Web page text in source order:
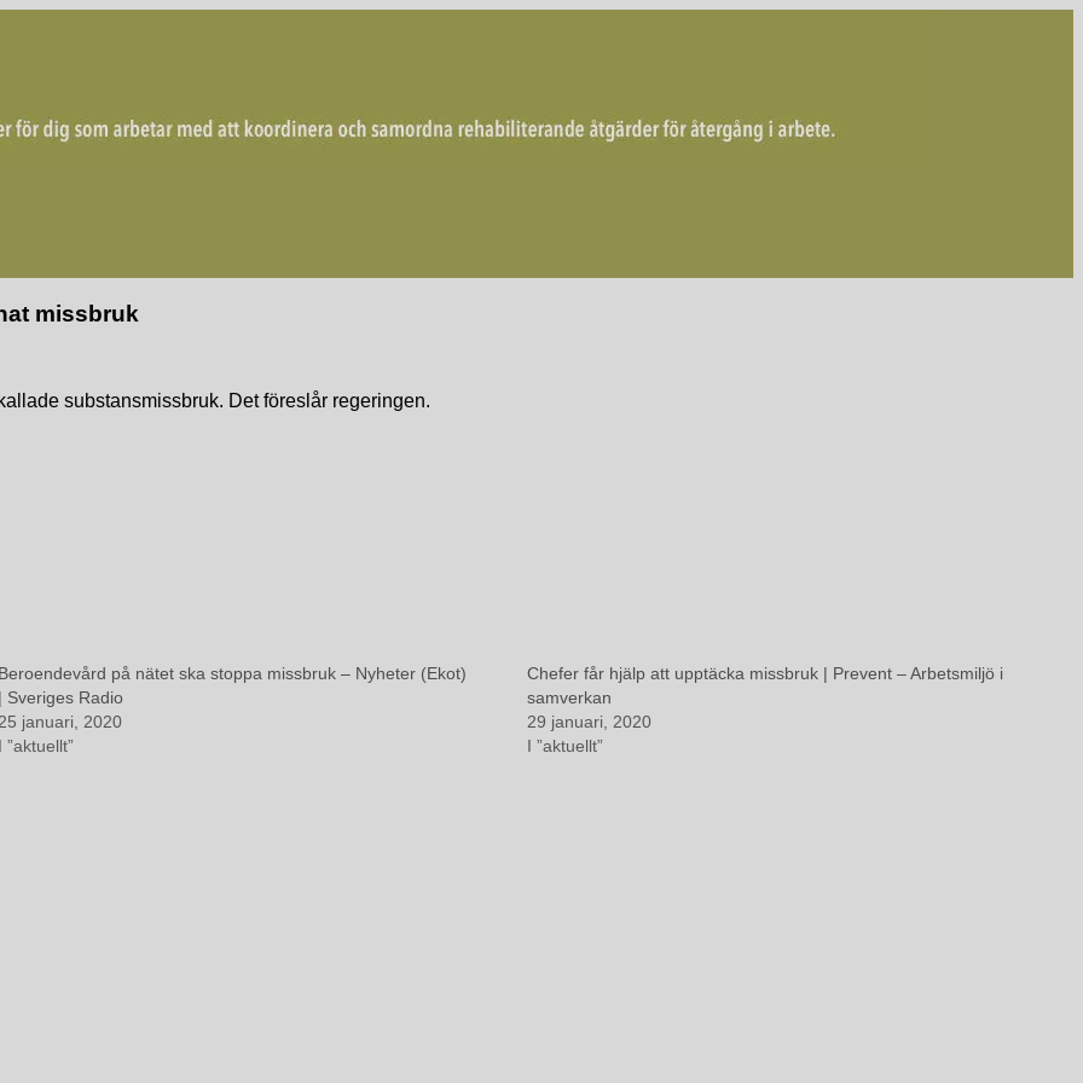
missbruk
substansmissbruk. Det föreslår regeringen.
Beroendevård på nätet ska stoppa missbruk – Nyheter (Ekot)
| Sveriges Radio
januari, 2020
I ”aktuellt”
Chefer får hjälp att upptäcka missbruk | Prevent – Arbetsmiljö i
samverkan
29 januari, 2020
I ”aktuellt”